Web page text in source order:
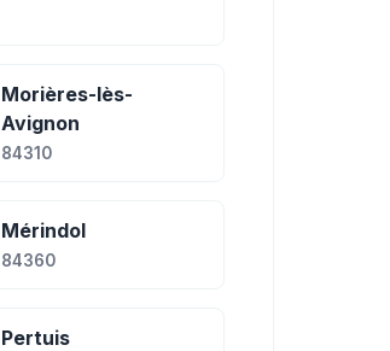
Morières-lès-
Avignon
84310
Mérindol
84360
Pertuis